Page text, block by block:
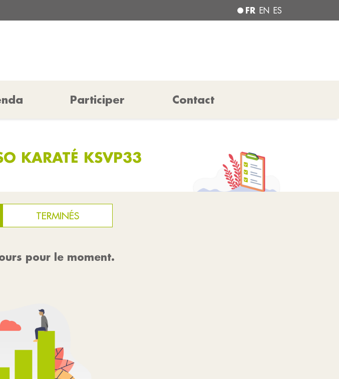
FR EN ES
Participer Contact
KARATÉ KSVP33
TERMINÉS
pour le moment.